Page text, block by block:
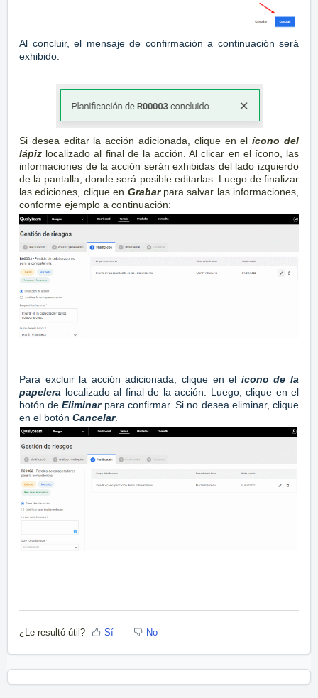
Al concluir, el mensaje de confirmación a continuación será
exhibido:
Si desea editar la acción adicionada, clique en elícono del
lápiz localizado al final de la acción. Al clicar en el ícono, las
informaciones de la acción serán exhibidas del lado izquierdo
de la pantalla, donde será posible editarlas. Luego de finalizar
las ediciones, clique en Grabar para salvar las informaciones,
conforme ejemplo a continuación:
Para excluir la acción adicionada, clique en el ícono de la
papelera localizado al final de la acción. Luego, clique en el
botón deEliminar para confirmar. Si no desea eliminar, clique
en el botón Cancelar.
¿Le resultó útil? Sí No